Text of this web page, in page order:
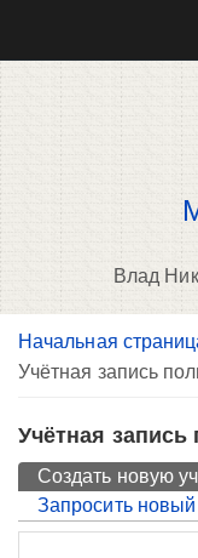
Влад
Вы здесь
Начальная
Учётная запись
Учётная запись
Главные
Создать новую
Запросить